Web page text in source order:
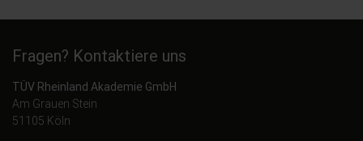
Fragen? Kontaktiere uns
TÜV Rheinland Akademie GmbH
Am Grauen Stein
51105 Köln